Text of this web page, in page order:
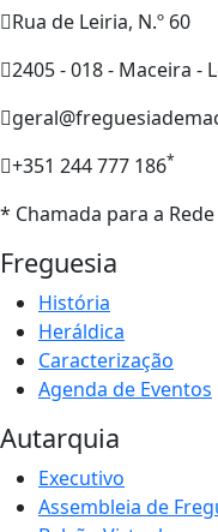
Rua de Leiria, N.º 60
2405 - 018 - Maceira -
+351 244 777 186*
* Chamada para a
Freguesia
História
Heráldica
Caracterização
Agenda de Eventos
Autarquia
Executivo
Assembleia de